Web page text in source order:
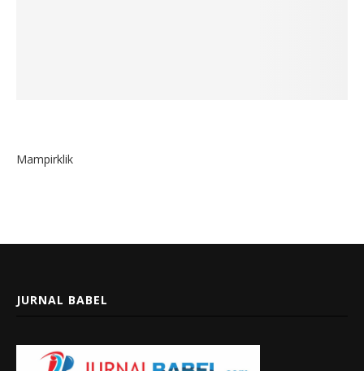
Mampirklik
JURNAL BABEL